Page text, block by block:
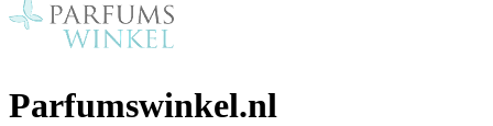
Parfumswinkel.nl